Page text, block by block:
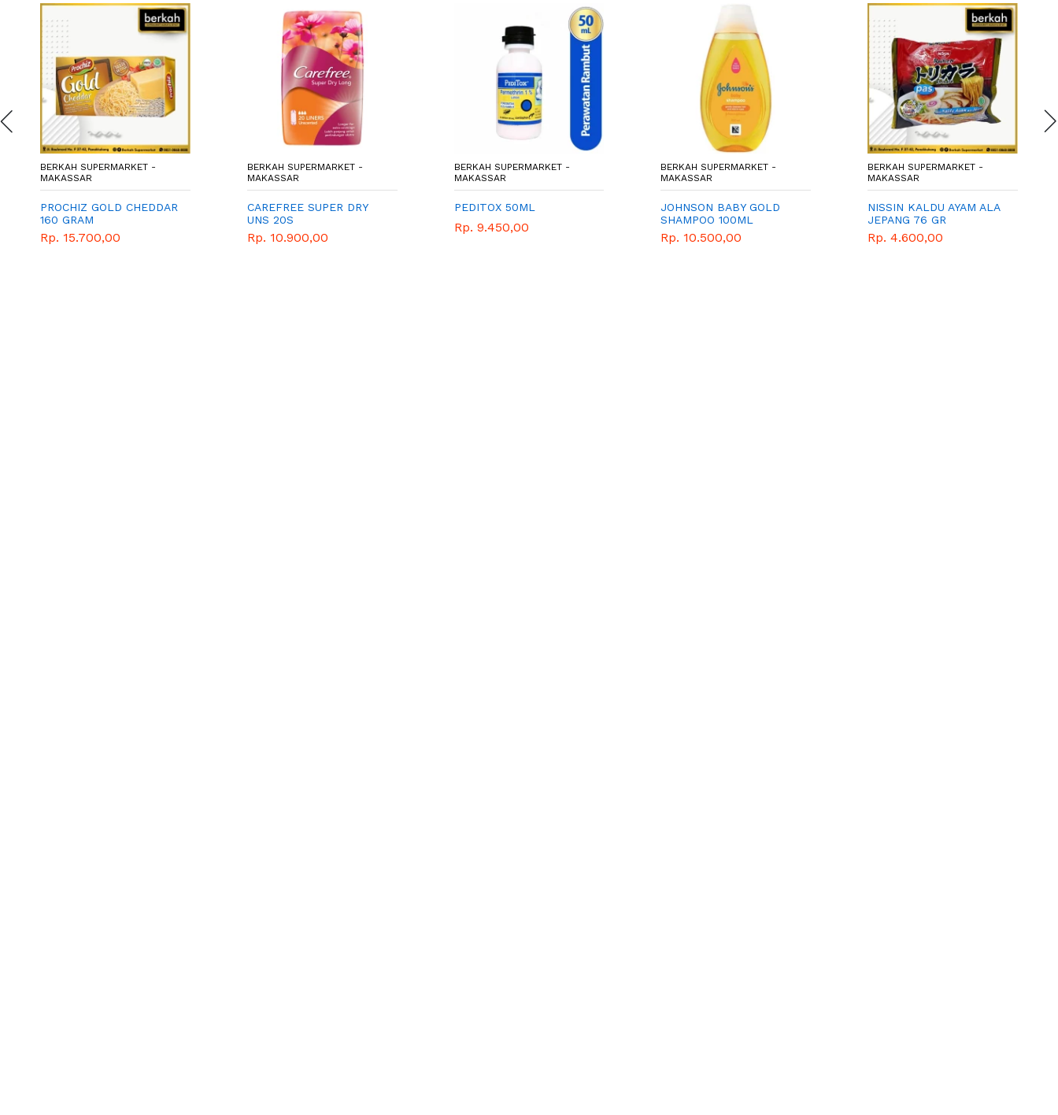
BERKAH SUPERMARKET -
MAKASSAR
PROCHIZ GOLD CHEDDAR
160 GRAM
Rp. 15.700,00
BERKAH SUPERMARKET -
MAKASSAR
CAREFREE SUPER DRY
UNS 20S
Rp. 10.900,00
BERKAH SUPERMARKET -
MAKASSAR
PEDITOX 50ML
Rp. 9.450,00
BERKAH SUPERMARKET -
MAKASSAR
JOHNSON BABY GOLD
SHAMPOO 100ML
Rp. 10.500,00
BERKAH SUPERMARKET -
MAKASSAR
NISSIN KALDU AYAM ALA
JEPANG 76 GR
Rp. 4.600,00